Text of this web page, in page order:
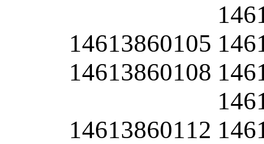
14613860105
14613860108
14613860112